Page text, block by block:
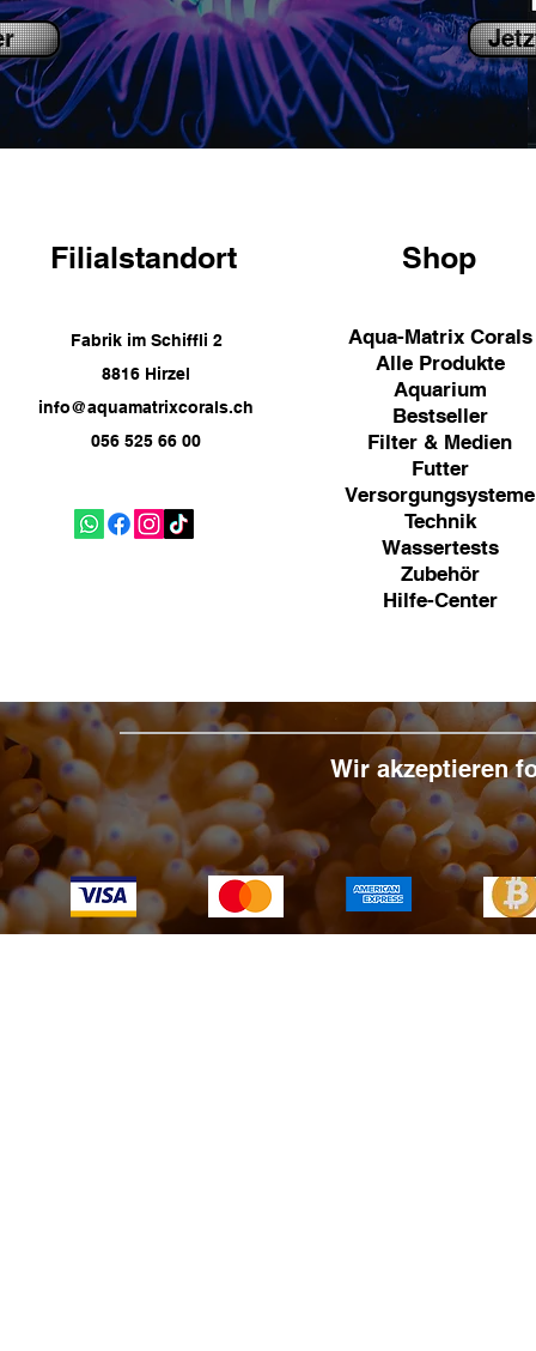
Filialstandort
Fabrik im Schiffli 2
8816 Hirzel
info@aquamatrixcorals.ch
056 525 66 00
Shop
Aqua-Matrix Corals
Alle Produkte
Aquarium
Bestseller
Filter & Medien
Futter
Versorgungsysteme
Technik
Wassertests
Zubehör
Hilfe-Center
Wir akzeptieren